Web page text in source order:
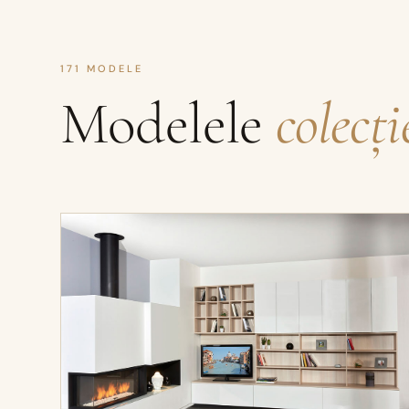
171 MODELE
Modelele